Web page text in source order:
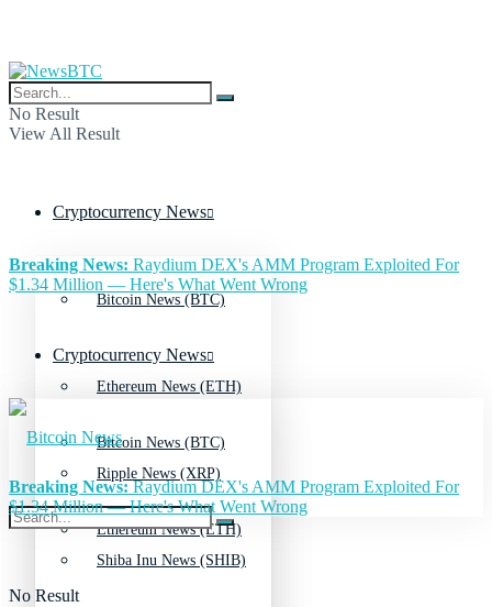
No Result
View All Result
Cryptocurrency News
Bitcoin News (BTC)
Ethereum News (ETH)
Ripple News (XRP)
Shiba Inu News (SHIB)
Breaking News: Raydium DEX's AMM Program Exploited For
$1.34 Million — Here's What Went Wrong
Cryptocurrency News
Bitcoin News (BTC)
Ethereum News (ETH)
No Result
Breaking News:Raydium DEX's AMM Program Exploited For
$1.34 Million — Here's What Went Wrong